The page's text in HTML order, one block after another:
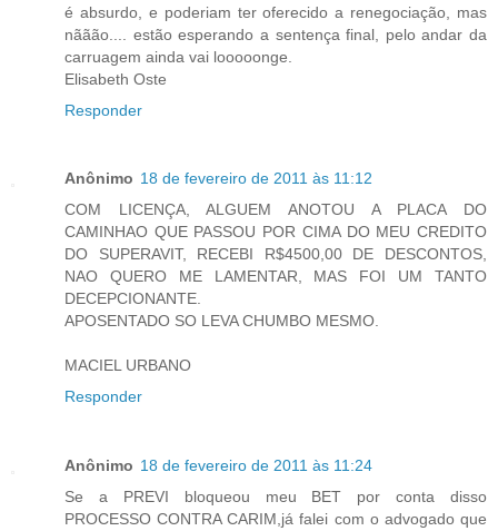
é absurdo, e poderiam ter oferecido a renegociação, mas
nããão.... estão esperando a sentença final, pelo andar da
carruagem ainda vai looooonge.
Elisabeth Oste
Responder
Anônimo 18 de fevereiro de 2011 às 11:12
COM LICENÇA, ALGUEM ANOTOU A PLACA DO
CAMINHAO QUE PASSOU POR CIMA DO MEU CREDITO
DO SUPERAVIT, RECEBI R$4500,00 DE DESCONTOS,
NAO QUERO ME LAMENTAR, MAS FOI UM TANTO
DECEPCIONANTE.
APOSENTADO SO LEVA CHUMBO MESMO.
MACIEL URBANO
Responder
Anônimo 18 de fevereiro de 2011 às 11:24
Se a PREVI bloqueou meu BET por conta disso
PROCESSO CONTRA CARIM,já falei com o advogado que